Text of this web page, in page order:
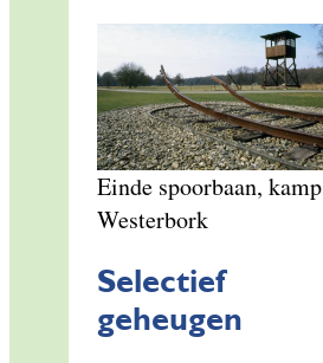
Einde spoorbaan, kamp
Westerbork
Selectief
geheugen